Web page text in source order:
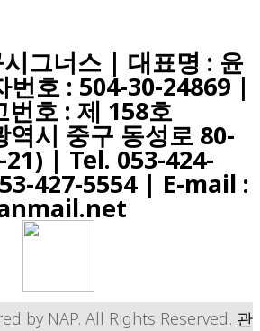
그너스 | 대표명 : 윤
호 : 504-30-24869 |
번호 : 제 158호
역시 중구 동성로 80-
21) | Tel. 053-424-
427-5554| E-mail :
by NAP. All Rights Reserved. 관